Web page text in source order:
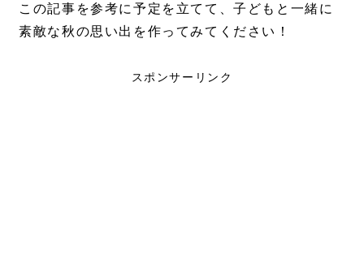
この記事を参考に予定を立てて、子どもと一緒に
素敵な秋の思い出を作ってみてください！
スポンサーリンク